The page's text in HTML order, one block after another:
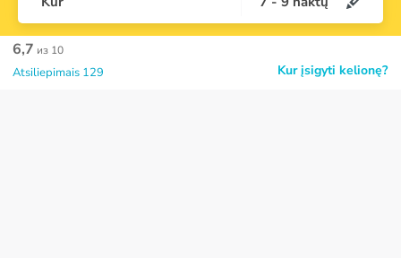
Kur įsigyti kelionę?
6,7 из 10
Atsiliepimais 129